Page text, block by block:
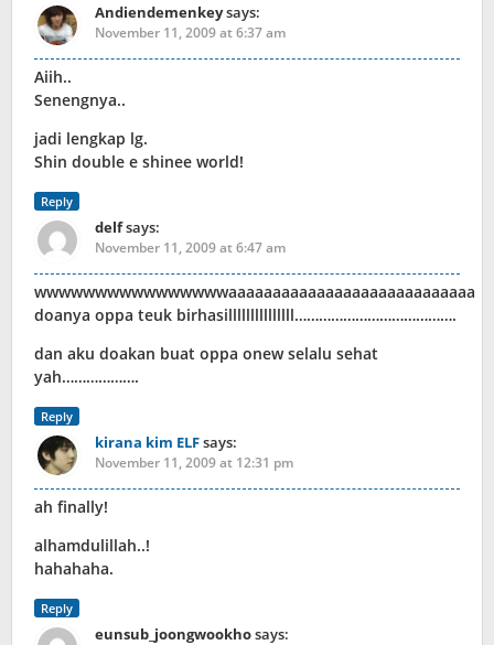
Andiendemenkeysays:
November 11, 2009 at 6:37 am
Aiih..
Senengnya..
jadi lengkap lg.
Shin double e shinee world!
Reply
delfsays:
November 11, 2009 at 6:47 am
wwwwwwwwwwwwwwwwaaaaaaaaaaaaaaaaaaaaaaaaaaaa
doanya oppa teuk birhasilllllllllllllll………………………………….
dan aku doakan buat oppa onew selalu sehat
yah……………….
Reply
kirana kim ELFsays:
November 11, 2009 at 12:31 pm
ah finally!
alhamdulillah..!
hahahaha.
Reply
eunsub_joongwookhosays: